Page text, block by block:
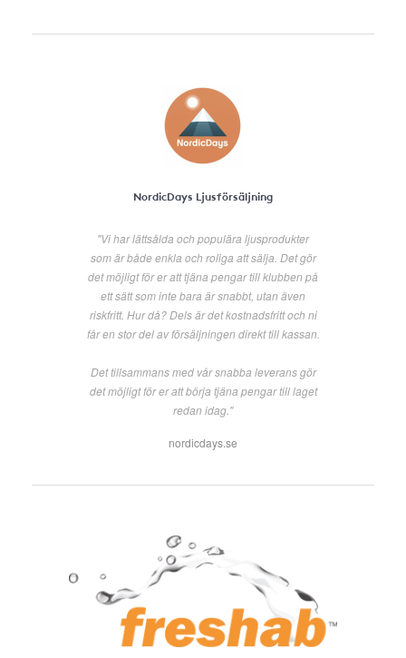
NordicDays Ljusförsäljning
"Vi har lättsålda och populära ljusprodukter
som är både enkla och roliga att sälja. Det gör
det möjligt för er att tjäna pengar till klubben på
ett sätt som inte bara är snabbt, utan även
riskfritt. Hur då? Dels är det kostnadsfritt och ni
får en stor del av försäljningen direkt till kassan.
Det tillsammans med vår snabba leverans gör
det möjligt för er att börja tjäna pengar till laget
redan idag."
nordicdays.se